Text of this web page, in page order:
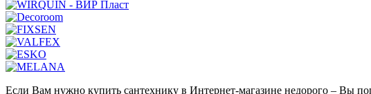
Если Вам нужно купить сантехнику в Интернет-магазине недорого – Вы